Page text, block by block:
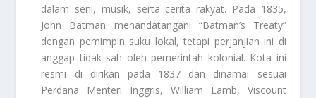
dalam seni, musik, serta cerita rakyat. Pada 1835,
John Batman menandatangani “Batman’s Treaty”
dengan pemimpin suku lokal, tetapi perjanjian ini di
anggap tidak sah oleh pemerintah kolonial. Kota ini
resmi di dirikan pada 1837 dan dinamai sesuai
Perdana Menteri Inggris, William Lamb, Viscount